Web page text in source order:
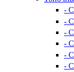
-
-
-
-
-
-